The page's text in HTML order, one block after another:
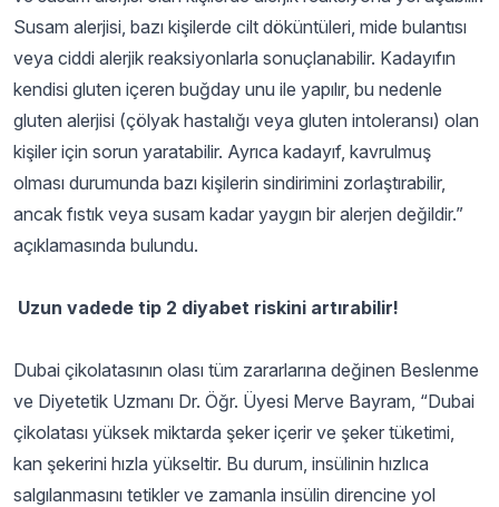
Susam alerjisi, bazı kişilerde cilt döküntüleri, mide bulantısı
veya ciddi alerjik reaksiyonlarla sonuçlanabilir. Kadayıfın
kendisi gluten içeren buğday unu ile yapılır, bu nedenle
gluten alerjisi (çölyak hastalığı veya gluten intoleransı) olan
kişiler için sorun yaratabilir. Ayrıca kadayıf, kavrulmuş
olması durumunda bazı kişilerin sindirimini zorlaştırabilir,
ancak fıstık veya susam kadar yaygın bir alerjen değildir.”
açıklamasında bulundu.
Uzun vadede tip 2 diyabet riskini artırabilir!
Dubai çikolatasının olası tüm zararlarına değinen Beslenme
ve Diyetetik Uzmanı Dr. Öğr. Üyesi Merve Bayram, “Dubai
çikolatası yüksek miktarda şeker içerir ve şeker tüketimi,
kan şekerini hızla yükseltir. Bu durum, insülinin hızlıca
salgılanmasını tetikler ve zamanla insülin direncine yol